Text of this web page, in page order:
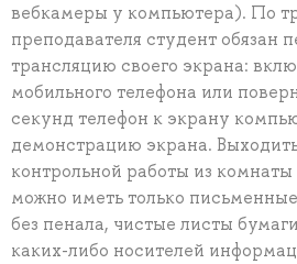
вебкамеры у компьютера). По
преподавателя студент обязан
трансляцию своего экрана:
мобильного телефона или
секунд телефон к экрану
демонстрацию экрана.
контрольной работы из комнаты
можно иметь только
без пенала, чистые листы
каких-либо носителей